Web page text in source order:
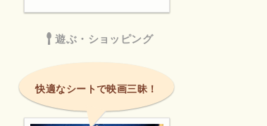
遊ぶ・ショッピング
快適なシートで映画三昧！